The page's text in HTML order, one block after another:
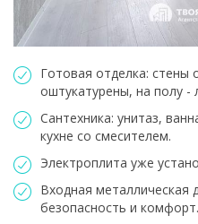
Готовая отделка: стены
оштукатурены, на полу -
Сантехника: унитаз,
кухне со смесителем.
Электроплита уже
Входная
безопасность и комфорт.